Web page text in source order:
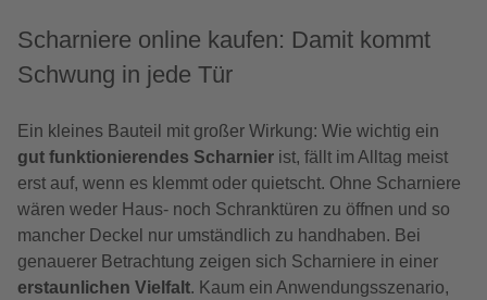
Scharniere online kaufen: Damit kommt
Schwung in jede Tür
Ein kleines Bauteil mit großer Wirkung: Wie wichtig ein
gut funktionierendes Scharnier ist, fällt im Alltag meist
erst auf, wenn es klemmt oder quietscht. Ohne Scharniere
wären weder Haus- noch Schranktüren zu öffnen und so
mancher Deckel nur umständlich zu handhaben. Bei
genauerer Betrachtung zeigen sich Scharniere in einer
erstaunlichen Vielfalt. Kaum ein Anwendungsszenario,